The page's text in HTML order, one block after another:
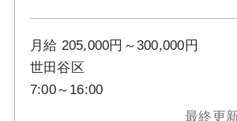
月給 205,000円～300,000円
世田谷区
7:00～16:00
最終更